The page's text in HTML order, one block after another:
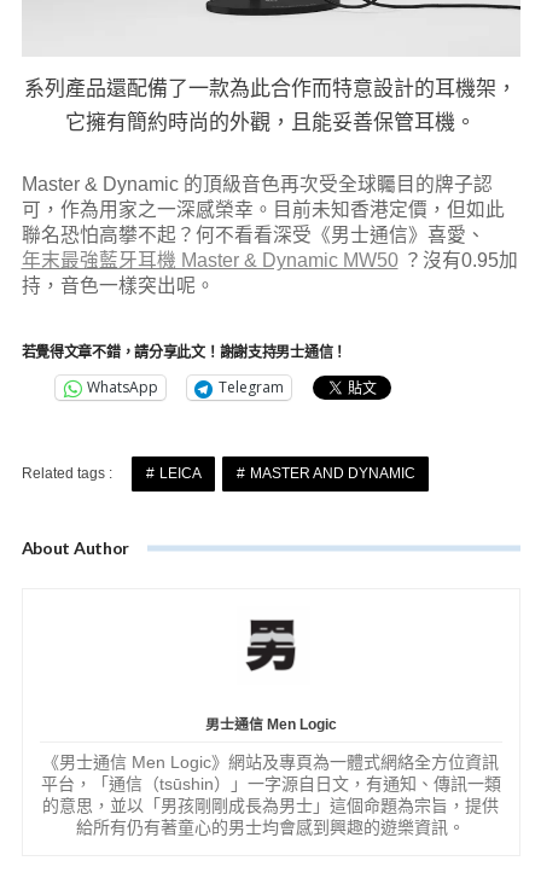
系列產品還配備了一款為此合作而特意設計的耳機架，
它擁有簡約時尚的外觀，且能妥善保管耳機。
Master & Dynamic 的頂級音色再次受全球矚目的牌子認
可，作為用家之一深感榮幸。目前未知香港定價，但如此
聯名恐怕高攀不起？何不看看深受《男士通信》喜愛、
年末最強藍牙耳機 Master & Dynamic MW50？沒有0.95加
持，音色一樣突出呢。
若覺得文章不錯，請分享此文！謝謝支持男士通信！
WhatsApp Telegram
Related tags : LEICA MASTER AND DYNAMIC
About Author
男士通信 Men Logic
《男士通信 Men Logic》網站及專頁為一體式網絡全方位資訊
平台，「通信（tsūshin）」一字源自日文，有通知、傳訊一類
的意思，並以「男孩剛剛成長為男士」這個命題為宗旨，提供
給所有仍有著童心的男士均會感到興趣的遊樂資訊。